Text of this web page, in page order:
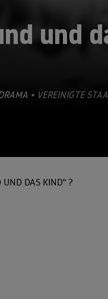
und
• VEREINIGTE
UND DAS KIND" ?